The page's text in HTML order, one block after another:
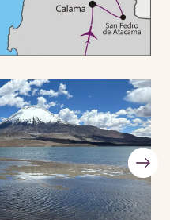
af dem, Ranu Kao, med
hører vi om den
klipperne er der høje
hvor moaierne blev
den polynesiske
og en hvid
til Påskeøen.